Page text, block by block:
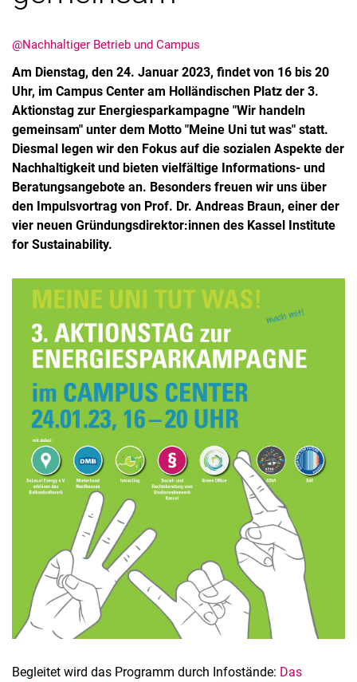
@Nachhaltiger Betrieb und Campus
Am Dienstag, den 24. Januar 2023, findet von 16 bis 20
Uhr, im Campus Center am Holländischen Platz der 3.
Aktionstag zur Energiesparkampagne "Wir handeln
gemeinsam" unter dem Motto "Meine Uni tut was" statt.
Diesmal legen wir den Fokus auf die sozialen Aspekte der
Nachhaltigkeit und bieten vielfältige Informations- und
Beratungsangebote an. Besonders freuen wir uns über
den Impulsvortrag von Prof. Dr. Andreas Braun, einer der
vier neuen Gründungsdirektor:innen des Kassel Institute
for Sustainability.
Begleitet wird das Programm durch Infostände: Das